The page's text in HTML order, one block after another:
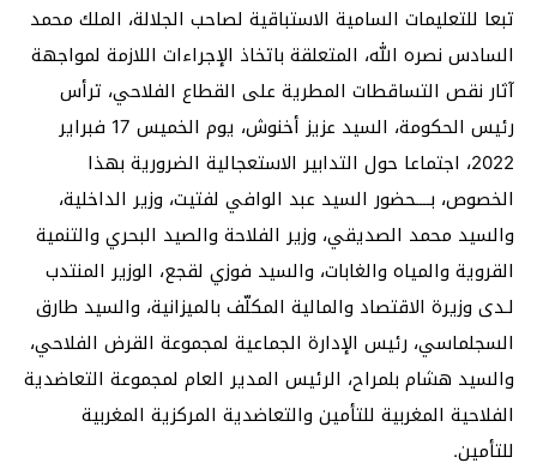
تبعا للتعليمات السامية الاستباقية لصاحب الجلالة، الملك محمد
السادس نصره الله، المتعلقة باتخاذ الإجراءات اللازمة لمواجهة
آثار نقص التساقطات المطرية على القطاع الفلاحي، ترأس
رئيس الحكومة، السيد عزيز أخنوش، يوم الخميس 17 فبراير
2022، اجتماعا حول التدابير الاستعجالية الضرورية بهذا
الخصوص، بــــحضور السيد عبد الوافي لفتيت، وزير الداخلية،
والسيد محمد الصديقي، وزير الفلاحة والصيد البحري والتنمية
القروية والمياه والغابات، والسيد فوزي لقجع، الوزير المنتدب
لـدى وزيرة الاقتصاد والمالية المكلّف بالميزانية، والسيد طارق
السجلماسي، رئيس الإدارة الجماعية لمجموعة القرض الفلاحي،
والسيد هشام بلمراح، الرئيس المدير العام لمجموعة التعاضدية
الفلاحية المغربية للتأمين والتعاضدية المركزية المغربية
للتأمين.